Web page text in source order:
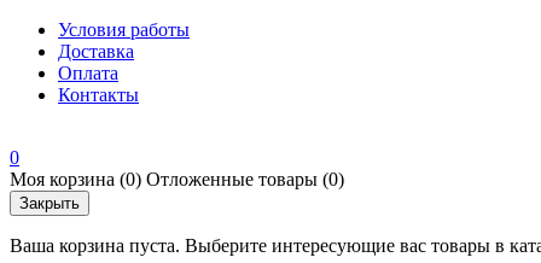
Условия работы
Доставка
Оплата
Контакты
0
Моя корзина (0) Отложенные товары (0)
Закрыть
Ваша корзина пуста. Выберите интересующие вас товары в